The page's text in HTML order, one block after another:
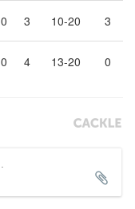
0 3 10-20 3
0 4 13-20 0